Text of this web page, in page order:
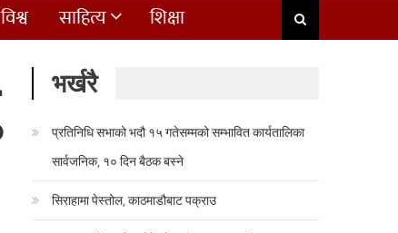
विश्व साहित्य शिक्षा
भर्खरै
प्रतिनिधि सभाको भदौ १५ गतेसम्मको सम्भावित कार्यतालिका
सार्वजनिक, १० दिन बैठक बस्ने
सिराहामा पेस्तोल, काठमाडौबाट पक्राउ